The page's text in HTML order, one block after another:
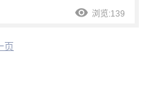
浏览:139
页